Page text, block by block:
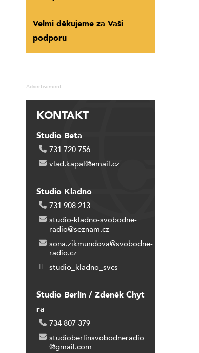
Velmi děkujeme za Vaši
podporu
Advertisement
KONTAKT
Studio Beta
731 720 756
vlad.kapal@email.cz
Studio Kladno
731 908 213
studio-kladno-svobodne-
radio@seznam.cz
sona.zikmundova@svobodne-
radio.cz
studio_kladno_svcs
Studio Berlín / Zdeněk Chyt
ra
734 807 379
studioberlinsvobodneradio
@gmail.com